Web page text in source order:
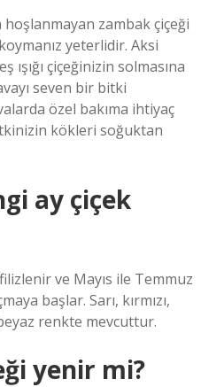
hoşlanmayan zambak çiçeği
yeterlidir. Aksi
çiçeğinizin solmasına
seven bir bitki
özel bakıma ihtiyaç
kökleri soğuktan
ay çiçek
ve Mayıs ile Temmuz
başlar. Sarı, kırmızı,
renkte mevcuttur.
yenir mi?